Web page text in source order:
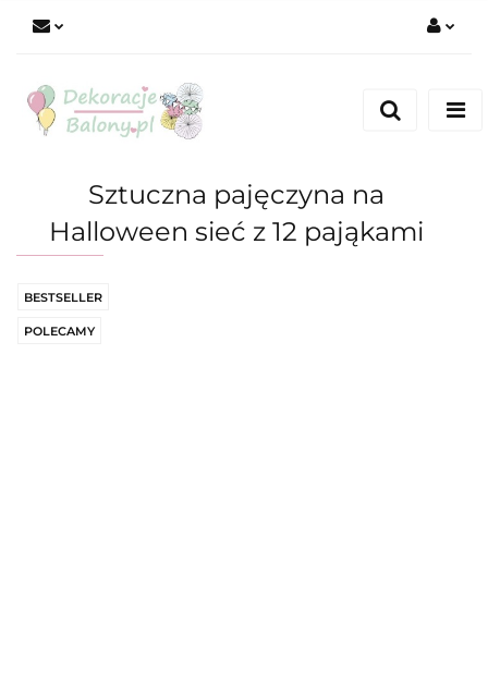
Zarejestruj się
Sztuczna pajęczyna na
Halloween sieć z 12 pająkami
BESTSELLER
POLECAMY